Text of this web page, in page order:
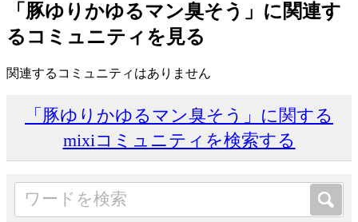
「豚ゆりかゆるマン臭そう」に関連す
るコミュニティを見る
関連するコミュニティはありません
「豚ゆりかゆるマン臭そう」に関する
mixiコミュニティを検索する